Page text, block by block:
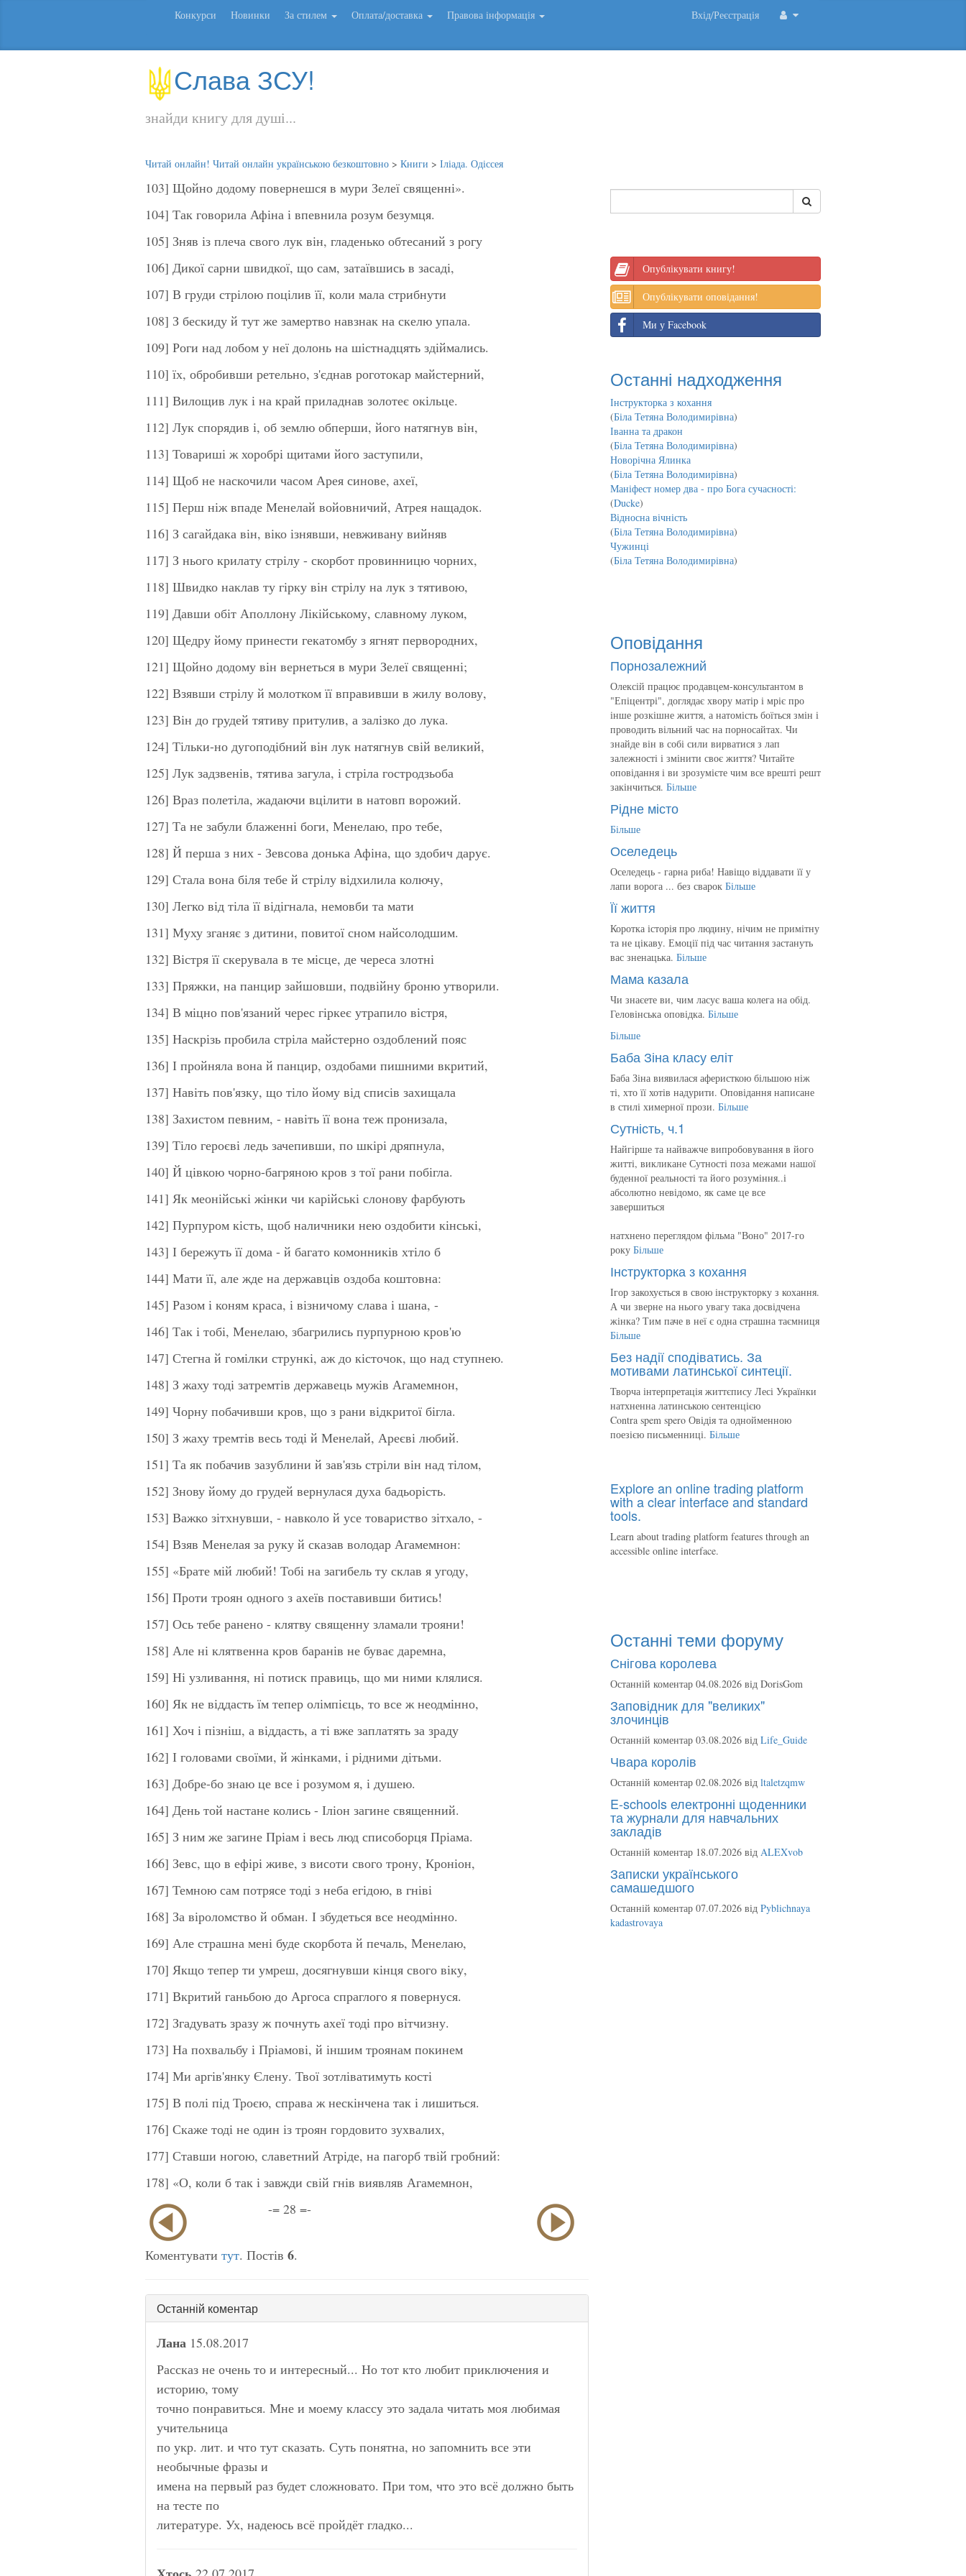
Конкурси Новинки За стилем Оплата/доставка Правова інформація Вхід/Реєстрація
Слава ЗСУ!
знайди книгу для душі...
Читай онлайн! Читай онлайн українською безкоштовно > Книги > Іліада. Одіссея
103] Щойно додому повернешся в мури Зелеї священні».
104] Так говорила Афіна і впевнила розум безумця.
105] Зняв із плеча свого лук він, гладенько обтесаний з рогу
106] Дикої сарни швидкої, що сам, затаївшись в засаді,
107] В груди стрілою поцілив її, коли мала стрибнути
108] З бескиду й тут же замертво навзнак на скелю упала.
109] Роги над лобом у неї долонь на шістнадцять здіймались.
110] їх, обробивши ретельно, з'єднав роготокар майстерний,
111] Вилощив лук і на край приладнав золотеє окільце.
112] Лук спорядив і, об землю обперши, його натягнув він,
113] Товариші ж хоробрі щитами його заступили,
114] Щоб не наскочили часом Арея синове, ахеї,
115] Перш ніж впаде Менелай войовничий, Атрея нащадок.
116] З сагайдака він, віко ізнявши, невживану вийняв
117] З нього крилату стрілу - скорбот провинницю чорних,
118] Швидко наклав ту гірку він стрілу на лук з тятивою,
119] Давши обіт Аполлону Лікійському, славному луком,
120] Щедру йому принести гекатомбу з ягнят первородних,
121] Щойно додому він вернеться в мури Зелеї священні;
122] Взявши стрілу й молотком її вправивши в жилу волову,
123] Він до грудей тятиву притулив, а залізко до лука.
124] Тільки-но дугоподібний він лук натягнув свій великий,
125] Лук задзвенів, тятива загула, і стріла гостродзьоба
126] Враз полетіла, жадаючи вцілити в натовп ворожий.
127] Та не забули блаженні боги, Менелаю, про тебе,
128] Й перша з них - Зевсова донька Афіна, що здобич дарує.
129] Стала вона біля тебе й стрілу відхилила колючу,
130] Легко від тіла її відігнала, немовби та мати
131] Муху зганяє з дитини, повитої сном найсолодшим.
132] Вістря її скерувала в те місце, де череса злотні
133] Пряжки, на панцир зайшовши, подвійну броню утворили.
134] В міцно пов'язаний черес гіркеє утрапило вістря,
135] Наскрізь пробила стріла майстерно оздоблений пояс
136] І пройняла вона й панцир, оздобами пишними вкритий,
137] Навіть пов'язку, що тіло йому від списів захищала
138] Захистом певним, - навіть її вона теж пронизала,
139] Тіло героєві ледь зачепивши, по шкірі дряпнула,
140] Й цівкою чорно-багряною кров з тої рани побігла.
141] Як меонійські жінки чи карійські слонову фарбують
142] Пурпуром кість, щоб наличники нею оздобити кінські,
143] І бережуть її дома - й багато комонників хтіло б
144] Мати її, але жде на державців оздоба коштовна:
145] Разом і коням краса, і візничому слава і шана, -
146] Так і тобі, Менелаю, збагрились пурпурною кров'ю
147] Стегна й гомілки стрункі, аж до кісточок, що над ступнею.
148] З жаху тоді затремтів державець мужів Агамемнон,
149] Чорну побачивши кров, що з рани відкритої бігла.
150] З жаху тремтів весь тоді й Менелай, Ареєві любий.
151] Та як побачив зазублини й зав'язь стріли він над тілом,
152] Знову йому до грудей вернулася духа бадьорість.
153] Важко зітхнувши, - навколо й усе товариство зітхало, -
154] Взяв Менелая за руку й сказав володар Агамемнон:
155] «Брате мій любий! Тобі на загибель ту склав я угоду,
156] Проти троян одного з ахеїв поставивши битись!
157] Ось тебе ранено - клятву священну зламали трояни!
158] Але ні клятвенна кров баранів не буває даремна,
159] Ні узливання, ні потиск правиць, що ми ними клялися.
160] Як не віддасть їм тепер олімпієць, то все ж неодмінно,
161] Хоч і пізніш, а віддасть, а ті вже заплатять за зраду
162] І головами своїми, й жінками, і рідними дітьми.
163] Добре-бо знаю це все і розумом я, і душею.
164] День той настане колись - Іліон загине священний.
165] З ним же загине Пріам і весь люд списоборця Пріама.
166] Зевс, що в ефірі живе, з висоти свого трону, Кроніон,
167] Темною сам потрясе тоді з неба егідою, в гніві
168] За віроломство й обман. І збудеться все неодмінно.
169] Але страшна мені буде скорбота й печаль, Менелаю,
170] Якщо тепер ти умреш, досягнувши кінця свого віку,
171] Вкритий ганьбою до Аргоса спраглого я повернуся.
172] Згадувать зразу ж почнуть ахеї тоді про вітчизну.
173] На похвальбу і Пріамові, й іншим троянам покинем
174] Ми аргів'янку Єлену. Твої зотліватимуть кості
175] В полі під Троєю, справа ж нескінчена так і лишиться.
176] Скаже тоді не один із троян гордовито зухвалих,
177] Ставши ногою, славетний Атріде, на пагорб твій гробний:
178] «О, коли б так і завжди свій гнів виявляв Агамемнон,
-= 28 =-
Коментувати тут. Постів 6.
Останній коментар
Лана 15.08.2017
Рассказ не очень то и интересный... Но тот кто любит приключения и
историю, тому
точно понравиться. Мне и моему классу это задала читать моя любимая
учительница
по укр. лит. и что тут сказать. Суть понятна, но запомнить все эти
необычные фразы и
имена на первый раз будет сложновато. При том, что это всё должно быть
на тесте по
литературе. Ух, надеюсь всё пройдёт гладко...
Опублікувати книгу!
Опублікувати оповідання!
Ми у Facebook
Останні надходження
Інструкторка з кохання
(Біла Тетяна Володимирівна)
Іванна та дракон
(Біла Тетяна Володимирівна)
Новорічна Ялинка
(Біла Тетяна Володимирівна)
Маніфест номер два - про Бога сучасності:
(Ducke)
Відносна вічність
(Біла Тетяна Володимирівна)
Чужинці
(Біла Тетяна Володимирівна)
Оповідання
Порнозалежний
Олексій працює продавцем-консультантом в
"Епіцентрі", доглядає хвору матір і мріє про
інше розкішне життя, а натомість боїться змін і
проводить вільний час на порносайтах. Чи
знайде він в собі сили вирватися з лап
залежності і змінити своє життя? Читайте
оповідання і ви зрозумієте чим все врешті решт
закінчиться. Більше
Рідне місто
Більше
Оселедець
Оселедець - гарна риба! Навіщо віддавати її у
лапи ворога ... без сварок Більше
Її життя
Коротка історія про людину, нічим не примітну
та не цікаву. Емоції під час читання застануть
вас зненацька. Більше
Мама казала
Чи знаєете ви, чим ласує ваша колега на обід.
Геловінська оповідка. Більше
Більше
Баба Зіна класу еліт
Баба Зіна виявилася аферисткою більшою ніж
ті, хто її хотів надурити. Оповідання написане
в стилі химерної прози. Більше
Сутність, ч.1
Найгірше та найважче випробовування в його
житті, викликане Сутності поза межами нашої
буденної реальності та його розуміння..і
абсолютно невідомо, як саме це все
завершиться
натхнено переглядом фільма "Воно" 2017-го
року Більше
Інструкторка з кохання
Ігор закохується в свою інструкторку з кохання.
А чи зверне на нього увагу така досвідчена
жінка? Тим паче в неї є одна страшна таємниця
Більше
Без надії сподіватись. За
мотивами латинської синтеції.
Творча інтерпретація життєпису Лесі Українки
натхненна латинською сентенцією
Contra spem spero Овідія та однойменною
поезією письменниці. Більше
Explore an online trading platform
with a clear interface and standard
tools.
Learn about trading platform features through an
accessible online interface.
Останні теми форуму
Снігова королева
Останній коментар 04.08.2026 від DorisGom
Заповідник для "великих"
злочинців
Останній коментар 03.08.2026 від Life_Guide
Чвара королів
Останній коментар 02.08.2026 від ltaletzqmw
E-schools електронні щоденники
та журнали для навчальних
закладів
Останній коментар 18.07.2026 від ALEXvob
Записки українського
самашедшого
Останній коментар 07.07.2026 від Pyblichnaya
kadastrovaya